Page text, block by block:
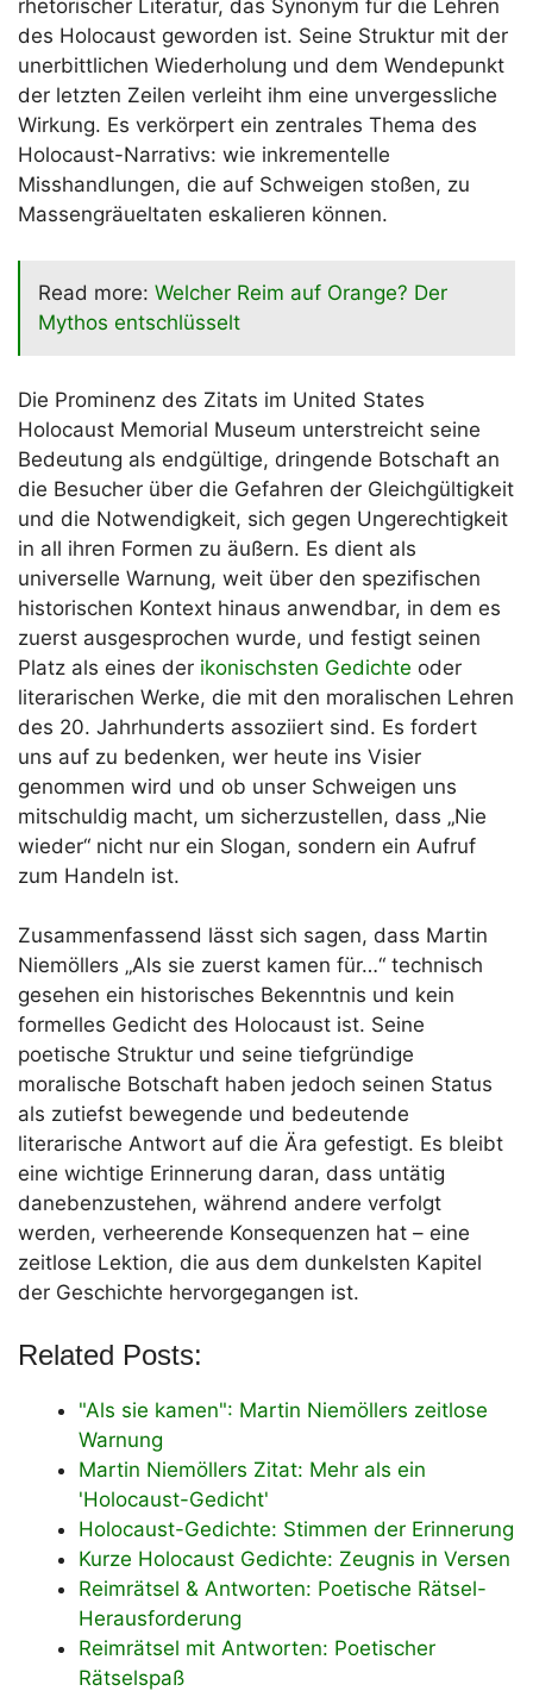
rhetorischer Literatur, das Synonym für die Lehren
des Holocaust geworden ist. Seine Struktur mit der
unerbittlichen Wiederholung und dem Wendepunkt
der letzten Zeilen verleiht ihm eine unvergessliche
Wirkung. Es verkörpert ein zentrales Thema des
Holocaust-Narrativs: wie inkrementelle
Misshandlungen, die auf Schweigen stoßen, zu
Massengräueltaten eskalieren können.
Read more: Welcher Reim auf Orange? Der
Mythos entschlüsselt
Die Prominenz des Zitats im United States
Holocaust Memorial Museum unterstreicht seine
Bedeutung als endgültige, dringende Botschaft an
die Besucher über die Gefahren der Gleichgültigkeit
und die Notwendigkeit, sich gegen Ungerechtigkeit
in all ihren Formen zu äußern. Es dient als
universelle Warnung, weit über den spezifischen
historischen Kontext hinaus anwendbar, in dem es
zuerst ausgesprochen wurde, und festigt seinen
Platz als eines der ikonischsten Gedichte oder
literarischen Werke, die mit den moralischen Lehren
des 20. Jahrhunderts assoziiert sind. Es fordert
uns auf zu bedenken, wer heute ins Visier
genommen wird und ob unser Schweigen uns
mitschuldig macht, um sicherzustellen, dass „Nie
wieder“ nicht nur ein Slogan, sondern ein Aufruf
zum Handeln ist.
Zusammenfassend lässt sich sagen, dass Martin
Niemöllers „Als sie zuerst kamen für…“ technisch
gesehen ein historisches Bekenntnis und kein
formelles Gedicht des Holocaust ist. Seine
poetische Struktur und seine tiefgründige
moralische Botschaft haben jedoch seinen Status
als zutiefst bewegende und bedeutende
literarische Antwort auf die Ära gefestigt. Es bleibt
eine wichtige Erinnerung daran, dass untätig
danebenzustehen, während andere verfolgt
werden, verheerende Konsequenzen hat – eine
zeitlose Lektion, die aus dem dunkelsten Kapitel
der Geschichte hervorgegangen ist.
Related Posts:
"Als sie kamen": Martin Niemöllers zeitlose
Warnung
Martin Niemöllers Zitat: Mehr als ein
'Holocaust-Gedicht'
Holocaust-Gedichte: Stimmen der Erinnerung
Kurze Holocaust Gedichte: Zeugnis in Versen
Reimrätsel & Antworten: Poetische Rätsel-
Herausforderung
Reimrätsel mit Antworten: Poetischer
Rätselspaß